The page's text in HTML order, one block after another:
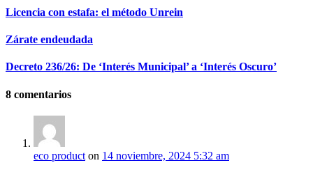
Licencia con estafa: el método Unrein
Zárate endeudada
Decreto 236/26: De ‘Interés Municipal’ a ‘Interés Oscuro’
8 comentarios
eco product on 14 noviembre, 2024 5:32 am